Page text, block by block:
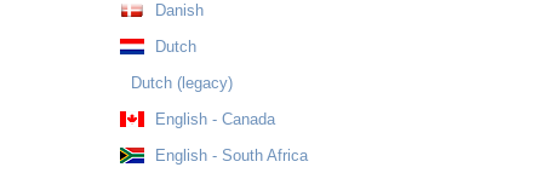
Danish
Dutch
Dutch (legacy)
English - Canada
English - South Africa